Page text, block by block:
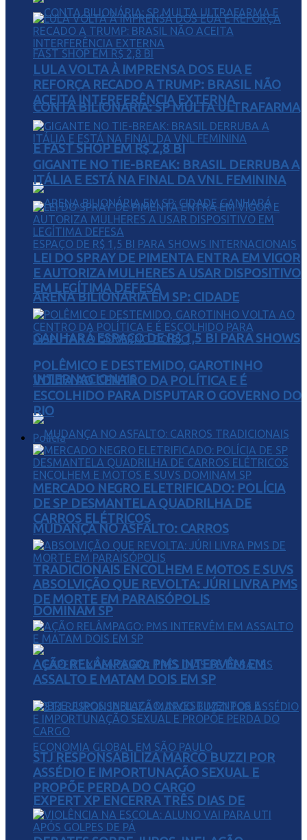
CONTA BILIONÁRIA: SP MULTA ULTRAFARMA
E FAST SHOP EM R$ 2,8 BI
ARENA BILIONÁRIA EM SP: CIDADE
GANHARÁ ESPAÇO DE R$ 1,5 BI PARA SHOWS
INTERNACIONAIS
MUDANÇA NO ASFALTO: CARROS
TRADICIONAIS ENCOLHEM E MOTOS E SUVS
DOMINAM SP
EXPERT XP ENCERRA TRÊS DIAS DE
LULA VOLTA À IMPRENSA DOS EUA E
REFORÇA RECADO A TRUMP: BRASIL NÃO
ACEITA INTERFERÊNCIA EXTERNA
GIGANTE NO TIE-BREAK: BRASIL DERRUBA A
ITÁLIA E ESTÁ NA FINAL DA VNL FEMININA
LEI DO SPRAY DE PIMENTA ENTRA EM VIGOR
E AUTORIZA MULHERES A USAR DISPOSITIVO
EM LEGÍTIMA DEFESA
POLÊMICO E DESTEMIDO, GAROTINHO
VOLTA AO CENTRO DA POLÍTICA E É
ESCOLHIDO PARA DISPUTAR O GOVERNO DO
RIO
Polícia
MERCADO NEGRO ELETRIFICADO: POLÍCIA
DE SP DESMANTELA QUADRILHA DE
CARROS ELÉTRICOS
ABSOLVIÇÃO QUE REVOLTA: JÚRI LIVRA PMS
DE MORTE EM PARAISÓPOLIS
AÇÃO RELÂMPAGO: PMS INTERVÊM EM
ASSALTO E MATAM DOIS EM SP
STJ RESPONSABILIZA MARCO BUZZI POR
ASSÉDIO E IMPORTUNAÇÃO SEXUAL E
PROPÕE PERDA DO CARGO